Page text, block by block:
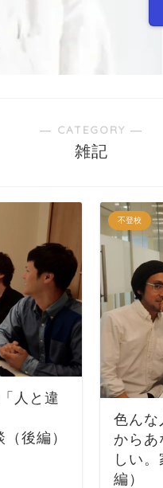
― CATEGORY ―
雑記
人と違
後編）
不登校
色んな
からあ
しい
編）